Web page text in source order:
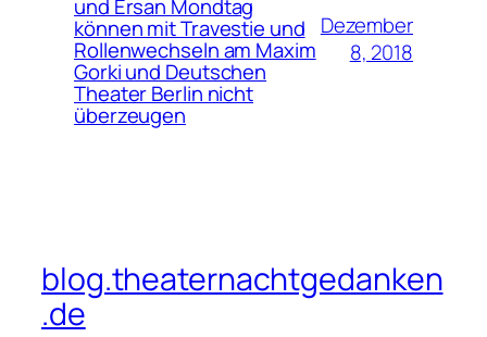
und Ersan Mondtag
können mit Travestie und
Rollenwechseln am Maxim
Gorki und Deutschen
Theater Berlin nicht
überzeugen
Dezember
8, 2018
blog.theaternachtgedanken
.de